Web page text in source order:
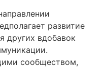
развитие
других вдобавок
сообществом,